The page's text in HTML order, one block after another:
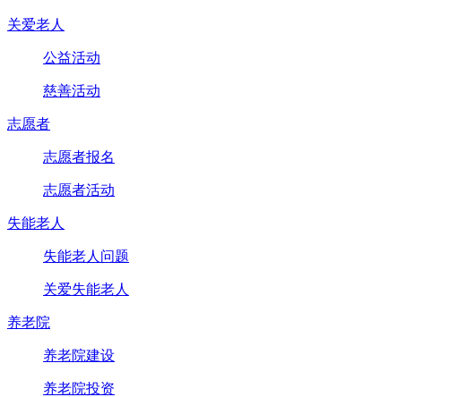
关爱老人
公益活动
慈善活动
志愿者
志愿者报名
志愿者活动
失能老人
失能老人问题
关爱失能老人
养老院
养老院建设
养老院投资